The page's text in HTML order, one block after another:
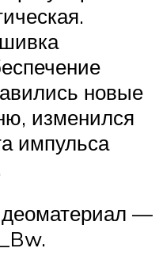
новые
изменился
импульса
—